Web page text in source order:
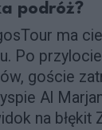
podróż?
ma
Po
goście
Al
na